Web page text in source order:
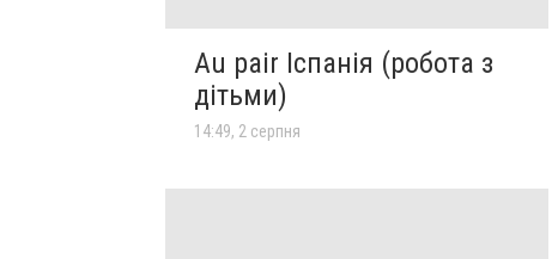
Au pair Іспанія (робота з
дітьми)
14:49, 2 серпня